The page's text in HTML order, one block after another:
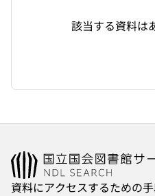
該当する資料は
資料にアクセスするための